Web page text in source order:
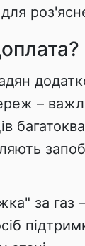
для
–
за газ